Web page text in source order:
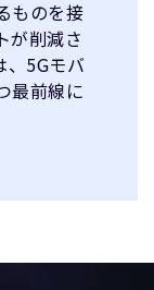
ものを接
が削減さ
、5Gモバ
最前線に